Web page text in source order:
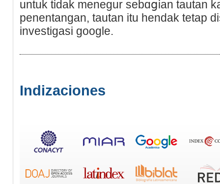
untuk tidak menegur sebɑցian tautan
penentangan, tautan itu hendak tetap
investigasi google.
Indizaciones